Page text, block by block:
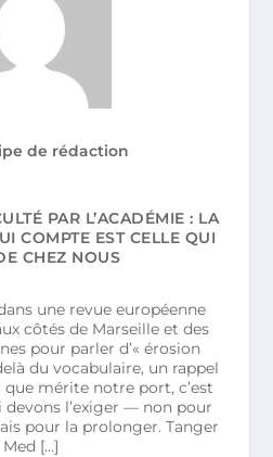
de rédaction
PAR L’ACADÉMIE : LA
COMPTE EST CELLE QUI
CHEZ NOUS
une revue européenne
côtés de Marseille et des
pour parler d’« érosion
du vocabulaire, un rappel
que mérite notre port, c’est
devons l’exiger — non pour
pour la prolonger. Tanger
Med […]